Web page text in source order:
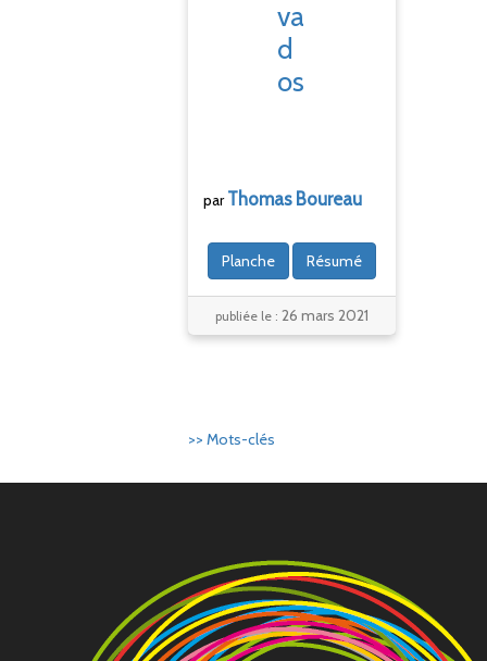
va
d
os
parThomas Boureau
Planche Résumé
publiée le :26 mars 2021
>> Mots-clés